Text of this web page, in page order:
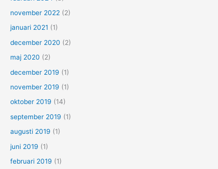
november 2022 (2)
januari 2021 (1)
december 2020 (2)
maj 2020 (2)
december 2019 (1)
november 2019 (1)
oktober 2019 (14)
september 2019 (1)
augusti 2019 (1)
juni 2019 (1)
februari 2019 (1)